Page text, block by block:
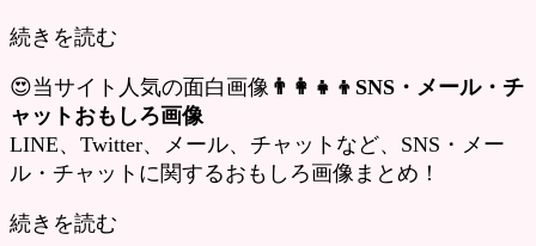
続きを読む
😍当サイト人気の面白画像 👨‍👩‍👧‍👦SNS・メール・チ
ャットおもしろ画像
LINE、Twitter、メール、チャットなど、SNS・メー
ル・チャットに関するおもしろ画像まとめ！
続きを読む